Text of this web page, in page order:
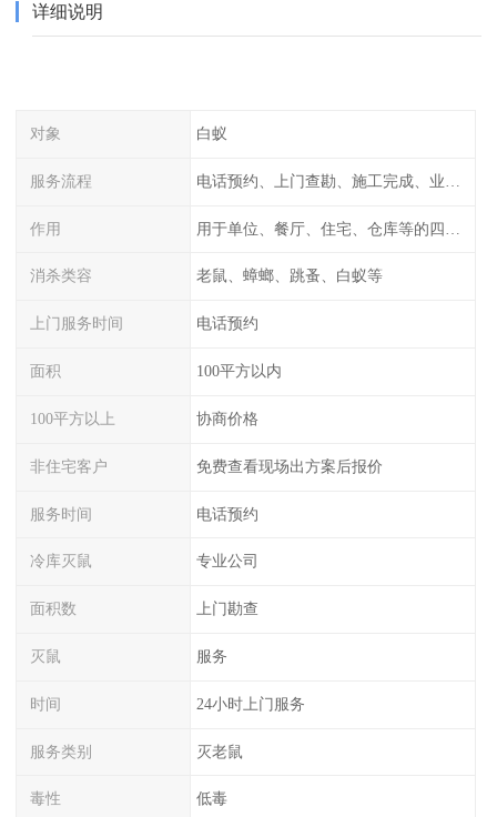
详细说明
对象 白蚁
服务流程
作用
消杀类容 老鼠、蟑螂、跳蚤、白蚁等
上门服务时间 电话预约
面积 100平方以内
100平方以上 协商价格
非住宅客户 免费查看现场出方案后报价
服务时间 电话预约
冷库灭鼠 专业公司
面积数 上门勘查
灭鼠 服务
时间 24小时上门服务
服务类别 灭老鼠
毒性 低毒